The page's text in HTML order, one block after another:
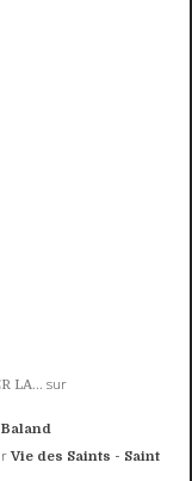
LA... sur
Vie des Saints - Saint